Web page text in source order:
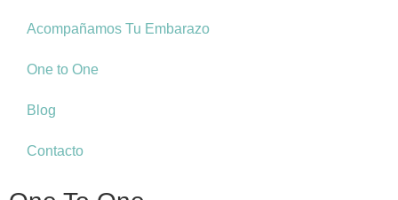
Acompañamos Tu Embarazo
One to One
Blog
Contacto